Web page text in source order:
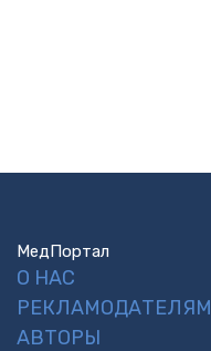
МедПортал
О НАС
РЕКЛАМОДАТЕЛЯМ
АВТОРЫ